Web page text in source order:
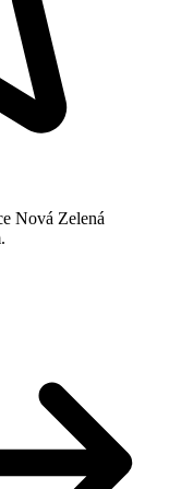
Nová Zelená